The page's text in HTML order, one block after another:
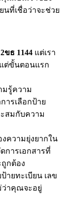
นที่เชื่อว่าจะช่วย
2ขธ 1144 แต่เรา
ต่ขั้นตอนแรก
มรู้ความ
ารเลือกป้าย
ะสมกับความ
ความยุ่งยากใน
การเอกสารที่
กต้อง
ายทะเบียน เลข
ว่าคุณจะอยู่